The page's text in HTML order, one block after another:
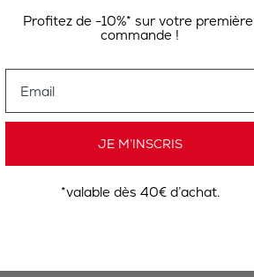
Profitez de -10%* sur votre première
commande !
JE M’INSCRIS
*valable dès 40€ d’achat.